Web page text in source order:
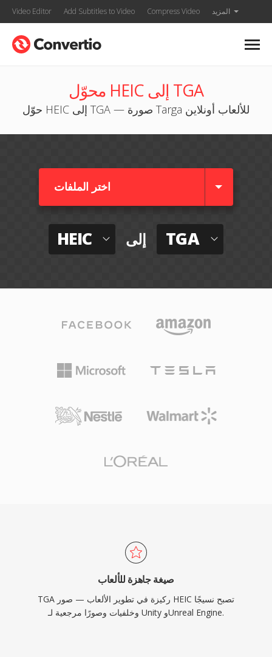
Video Editor Add Subtitles to Video Compress Video المزيد
محوّل HEIC إلى TGA
حوّل HEIC إلى TGA — صورة Targa للألعاب أونلاين
اختر الملفات
HEIC إلى TGA
صيغة جاهزة للألعاب
TGA ركيزة في تطوير الألعاب — صور HEIC تصبح نسيجًا
وخلفيات وصورًا مرجعية لـ Unity وUnreal Engine.